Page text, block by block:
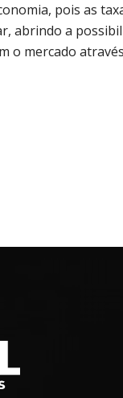
pois as
abrindo a
o mercado